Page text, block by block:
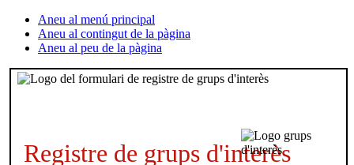
Aneu al menú principal
Aneu al contingut de la pàgina
Aneu al peu de la pàgina
Registre de grups d'interès